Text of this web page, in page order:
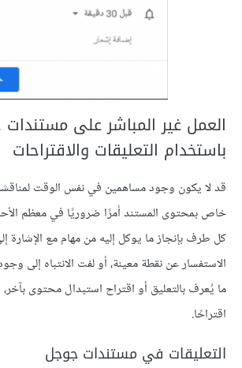
العمل غير المباشر على
باستخدام التعليقات والاقتراحات
قد لا يكون وجود مساهمين في نفس الوقت
خاص بمحتوى المستند أمرًا ضروريًا في معظم
كل طرف بإنجاز ما يوكل إليه من مهام مع الإشارة
الاستفسار عن نقطة معينة، أو لفت الانتباه إلى
ما يُعرف بالتعليق أو اقتراح استبدال محتوى
اقتراحًا.
التعليقات في مستندات جوجل